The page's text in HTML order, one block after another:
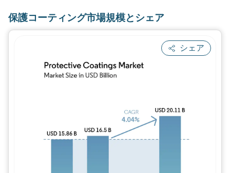
保護コーティング市場規模とシェア
シェア